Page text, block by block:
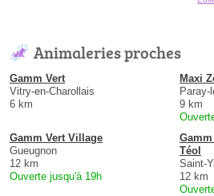
Animaleries proches
Gamm Vert
Vitry-en-Charollais
6 km
Maxi
Paray-
9 km
Gamm Vert Village
Gueugnon
12 km
Ouverte jusqu'à 19h
Téol
Saint-
12 km